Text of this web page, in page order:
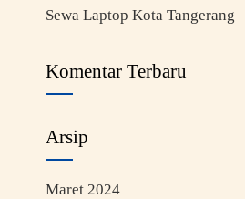
Sewa Laptop Kota Tangerang
Komentar Terbaru
Arsip
Maret 2024